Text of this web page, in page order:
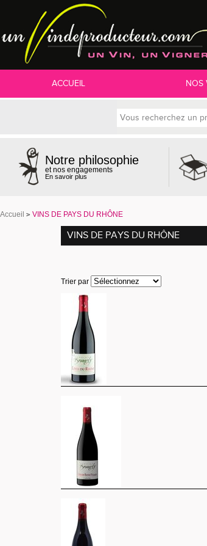
ACCUEIL NOS
Accueil VINS DE PAYS DU RHÔNE
VINS DE PAYS DU RHÔNE
Trier par
Notre philosophie
et nos engagements
En savoir plus